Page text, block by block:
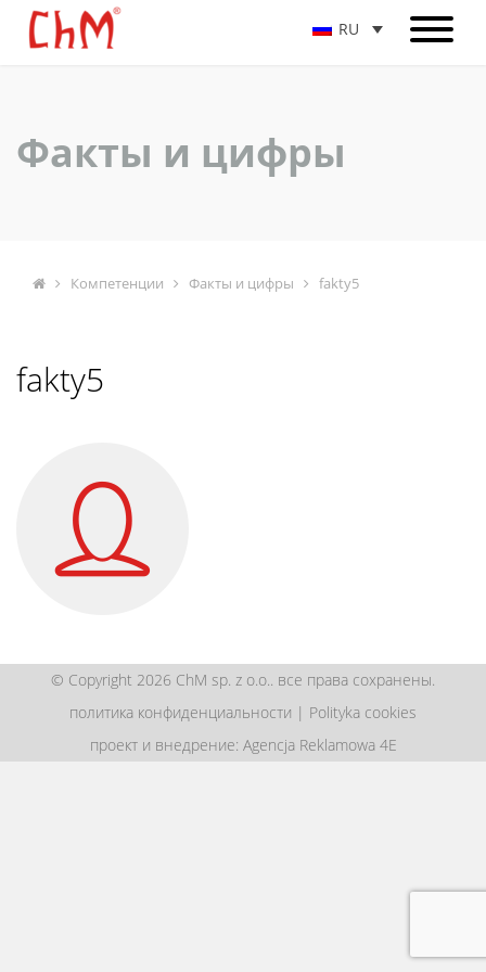
RU
Факты и цифры
Компетенции Факты и цифры fakty5
fakty5
© Copyright 2026 ChM sp. z o.o.. все права сохранены.
политика конфиденциальности | Polityka cookies
проект и внедрение: Agencja Reklamowa 4E